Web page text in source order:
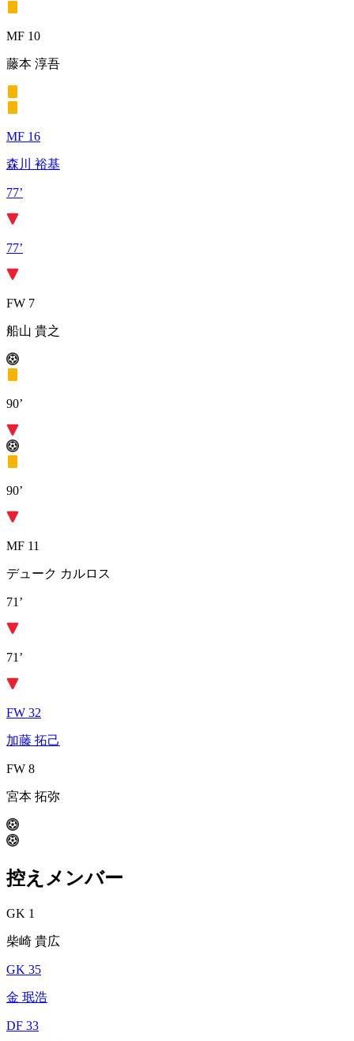
MF 10
藤本 淳吾
MF 16
森川 裕基
77’
77’
FW 7
船山 貴之
90’
90’
MF 11
デューク カルロス
71’
71’
FW 32
加藤 拓己
FW 8
宮本 拓弥
控えメンバー
GK 1
柴崎 貴広
GK 35
金 珉浩
DF 33